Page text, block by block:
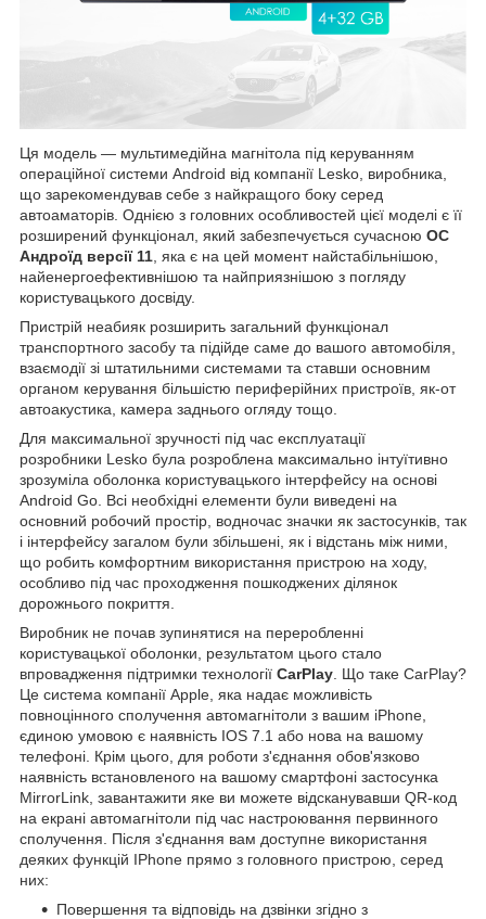
Ця модель — мультимедійна магнітола під керуванням
операційної системи Android від компанії Lesko, виробника,
що зарекомендував себе з найкращого боку серед
автоаматорів. Однією з головних особливостей цієї моделі є її
розширений функціонал, який забезпечується сучасною ОС
Андроїд версії 11 , яка є на цей момент найстабільнішою,
найенергоефективнішою та найприязнішою з погляду
користувацького досвіду.
Пристрій неабияк розширить загальний функціонал
транспортного засобу та підійде саме до вашого автомобіля,
взаємодії зі штатильними системами та ставши основним
органом керування більшістю периферійних пристроїв, як-от
автоакустика, камера заднього огляду тощо.
Для максимальної зручності під час експлуатації
розробники Lesko була розроблена максимально інтуїтивно
зрозуміла оболонка користувацького інтерфейсу на основі
Android Go. Всі необхідні елементи були виведені на
основний робочий простір, водночас значки як застосунків, так
і інтерфейсу загалом були збільшені, як і відстань між ними,
що робить комфортним використання пристрою на ходу,
особливо під час проходження пошкоджених ділянок
дорожнього покриття.
Виробник не почав зупинятися на переробленні
користувацької оболонки, результатом цього стало
впровадження підтримки технології CarPlay . Що таке CarPlay?
Це система компанії Apple, яка надає можливість
повноцінного сполучення автомагнітоли з вашим iPhone,
єдиною умовою є наявність IOS 7.1 або нова на вашому
телефоні. Крім цього, для роботи з'єднання обов'язково
наявність встановленого на вашому смартфоні застосунка
MirrorLink, завантажити яке ви можете відсканувавши QR-код
на екрані автомагнітоли під час настроювання первинного
сполучення. Після з'єднання вам доступне використання
деяких функцій IPhone прямо з головного пристрою, серед
них:
Повершення та відповідь на дзвінки згідно з